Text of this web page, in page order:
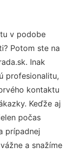
v podobe
Potom ste na
Inak
profesionalitu,
kontaktu
Keďže aj
počas
prípadnej
a snažíme